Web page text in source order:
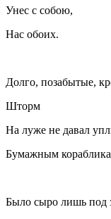
Унес с собою,
Нас обоих.
Долго, позабытые,
Шторм
На луже не давал
Бумажным
Было сыро лишь под